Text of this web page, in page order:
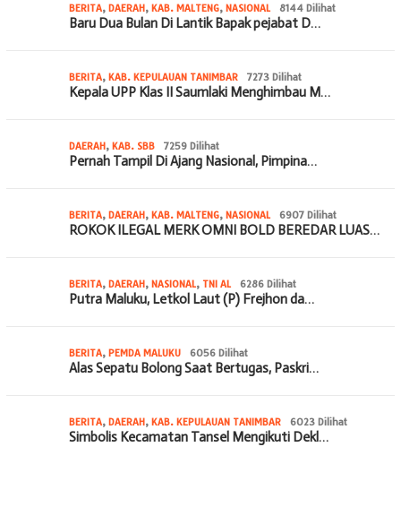
BERITA, DAERAH, KAB. MALTENG, NASIONAL 8144 Dilihat
Baru Dua Bulan Di Lantik Bapak pejabat D…
BERITA, KAB. KEPULAUAN TANIMBAR 7273 Dilihat
Kepala UPP Klas II Saumlaki Menghimbau M…
DAERAH, KAB. SBB 7259 Dilihat
Pernah Tampil Di Ajang Nasional, Pimpina…
BERITA, DAERAH, KAB. MALTENG, NASIONAL 6907 Dilihat
ROKOK ILEGAL MERK OMNI BOLD BEREDAR LUAS…
BERITA, DAERAH, NASIONAL, TNI AL 6286 Dilihat
Putra Maluku, Letkol Laut (P) Frejhon da…
BERITA, PEMDA MALUKU 6056 Dilihat
Alas Sepatu Bolong Saat Bertugas, Paskri…
BERITA, DAERAH, KAB. KEPULAUAN TANIMBAR 6023 Dilihat
Simbolis Kecamatan Tansel Mengikuti Dekl…